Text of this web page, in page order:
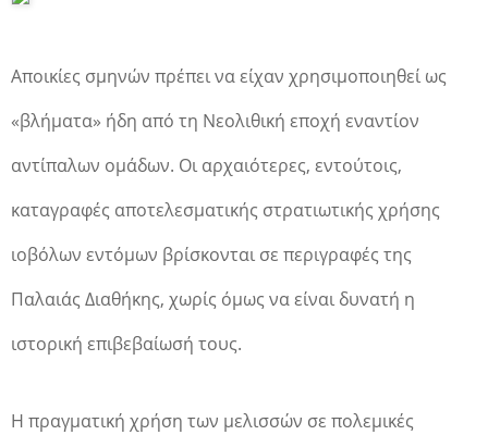
Αποικίες σμηνών πρέπει να είχαν χρησιμοποιηθεί ως
«βλήματα» ήδη από τη Νεολιθική εποχή εναντίον
αντίπαλων ομάδων. Οι αρχαιότερες, εντούτοις,
καταγραφές αποτελεσματικής στρατιωτικής χρήσης
ιοβόλων εντόμων βρίσκονται σε περιγραφές της
Παλαιάς Διαθήκης, χωρίς όμως να είναι δυνατή η
ιστορική επιβεβαίωσή τους.
Η πραγματική χρήση των μελισσών σε πολεμικές